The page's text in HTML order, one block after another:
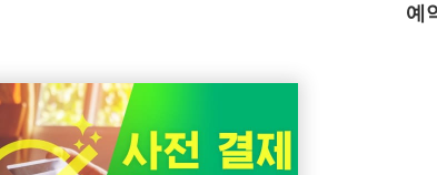
예